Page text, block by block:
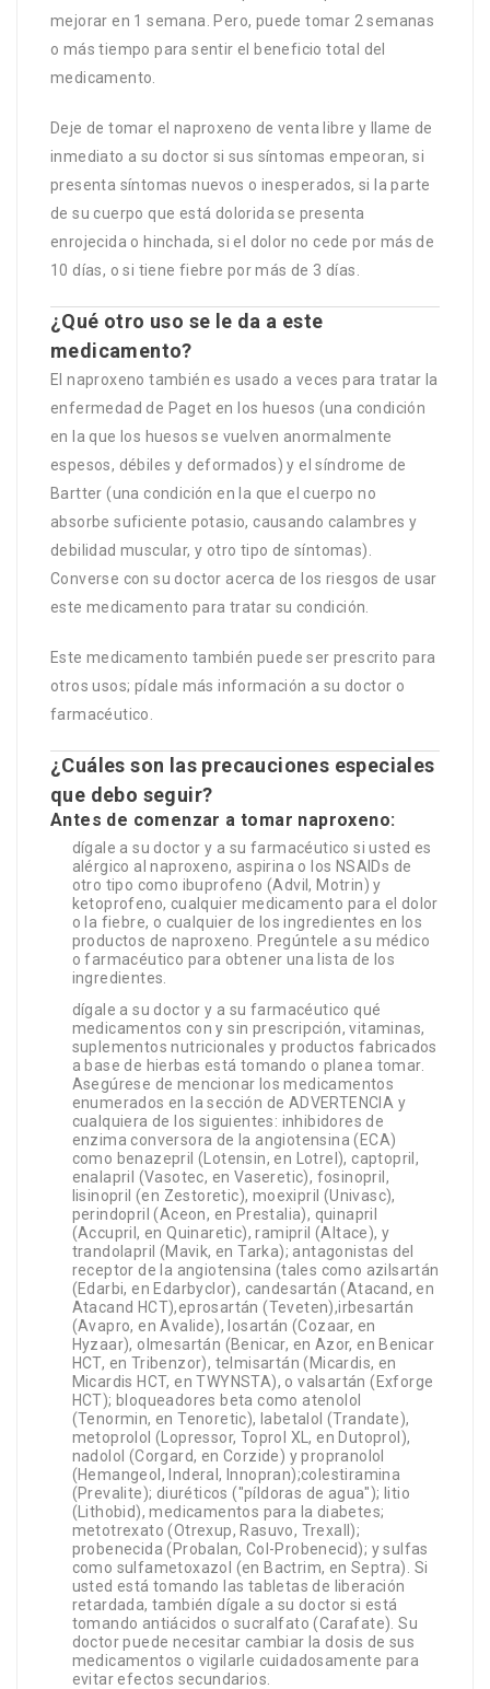
mejorar en 1 semana. Pero, puede tomar 2 semanas
o más tiempo para sentir el beneficio total del
medicamento.
Deje de tomar el naproxeno de venta libre y llame de
inmediato a su doctor si sus síntomas empeoran, si
presenta síntomas nuevos o inesperados, si la parte
de su cuerpo que está dolorida se presenta
enrojecida o hinchada, si el dolor no cede por más de
10 días, o si tiene fiebre por más de 3 días.
¿Qué otro uso se le da a este
medicamento?
El naproxeno también es usado a veces para tratar la
enfermedad de Paget en los huesos (una condición
en la que los huesos se vuelven anormalmente
espesos, débiles y deformados) y el síndrome de
Bartter (una condición en la que el cuerpo no
absorbe suficiente potasio, causando calambres y
debilidad muscular, y otro tipo de síntomas).
Converse con su doctor acerca de los riesgos de usar
este medicamento para tratar su condición.
Este medicamento también puede ser prescrito para
otros usos; pídale más información a su doctor o
farmacéutico.
¿Cuáles son las precauciones especiales
que debo seguir?
Antes de comenzar a tomar naproxeno:
dígale a su doctor y a su farmacéutico si usted es
alérgico al naproxeno, aspirina o los NSAIDs de
otro tipo como ibuprofeno (Advil, Motrin) y
ketoprofeno, cualquier medicamento para el dolor
o la fiebre, o cualquier de los ingredientes en los
productos de naproxeno. Pregúntele a su médico
o farmacéutico para obtener una lista de los
ingredientes.
dígale a su doctor y a su farmacéutico qué
medicamentos con y sin prescripción, vitaminas,
suplementos nutricionales y productos fabricados
a base de hierbas está tomando o planea tomar.
Asegúrese de mencionar los medicamentos
enumerados en la sección de ADVERTENCIA y
cualquiera de los siguientes: inhibidores de
enzima conversora de la angiotensina (ECA)
como benazepril (Lotensin, en Lotrel), captopril,
enalapril (Vasotec, en Vaseretic), fosinopril,
lisinopril (en Zestoretic), moexipril (Univasc),
perindopril (Aceon, en Prestalia), quinapril
(Accupril, en Quinaretic), ramipril (Altace), y
trandolapril (Mavik, en Tarka); antagonistas del
receptor de la angiotensina (tales como azilsartán
(Edarbi, en Edarbyclor), candesartán (Atacand, en
Atacand HCT),eprosartán (Teveten),irbesartán
(Avapro, en Avalide), losartán (Cozaar, en
Hyzaar), olmesartán (Benicar, en Azor, en Benicar
HCT, en Tribenzor), telmisartán (Micardis, en
Micardis HCT, en TWYNSTA), o valsartán (Exforge
HCT); bloqueadores beta como atenolol
(Tenormin, en Tenoretic), labetalol (Trandate),
metoprolol (Lopressor, Toprol XL, en Dutoprol),
nadolol (Corgard, en Corzide) y propranolol
(Hemangeol, Inderal, Innopran);colestiramina
(Prevalite); diuréticos ("píldoras de agua"); litio
(Lithobid), medicamentos para la diabetes;
metotrexato (Otrexup, Rasuvo, Trexall);
probenecida (Probalan, Col-Probenecid); y sulfas
como sulfametoxazol (en Bactrim, en Septra). Si
usted está tomando las tabletas de liberación
retardada, también dígale a su doctor si está
tomando antiácidos o sucralfato (Carafate). Su
doctor puede necesitar cambiar la dosis de sus
medicamentos o vigilarle cuidadosamente para
evitar efectos secundarios.